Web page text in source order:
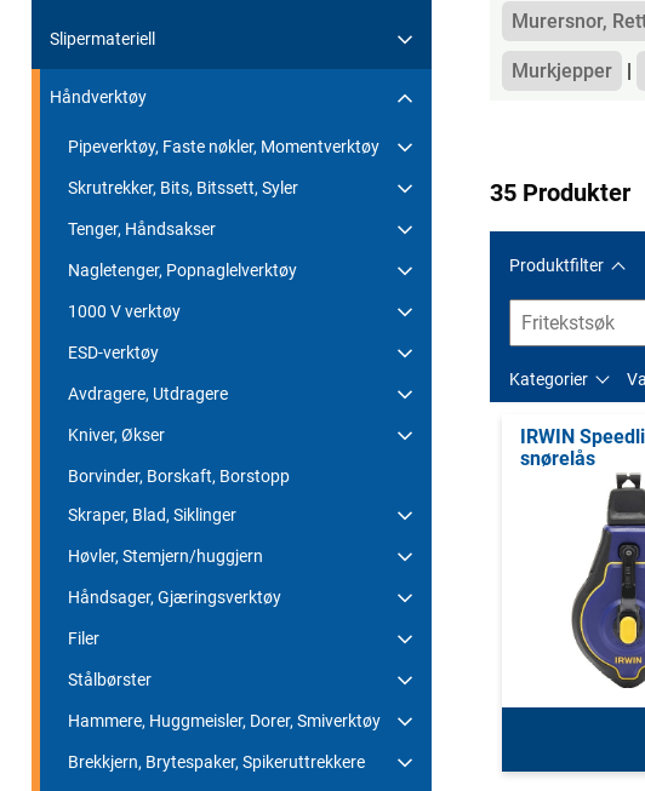
Slipermateriell
Håndverktøy
Pipeverktøy, Faste nøkler, Momentverktøy
Skrutrekker, Bits, Bitssett, Syler
Tenger, Håndsakser
Nagletenger, Popnaglelverktøy
1000 V verktøy
ESD-verktøy
Avdragere, Utdragere
Kniver, Økser
Borvinder, Borskaft, Borstopp
Skraper, Blad, Siklinger
Høvler, Stemjern/huggjern
Håndsager, Gjæringsverktøy
Filer
Stålbørster
Hammere, Huggmeisler, Dorer, Smiverktøy
Brekkjern, Brytespaker, Spikeruttrekkere
Kategorier
Murersnor,
Murkjepper
35 Produkter
Produktfilter
Kategorier
IRWIN
snørelås